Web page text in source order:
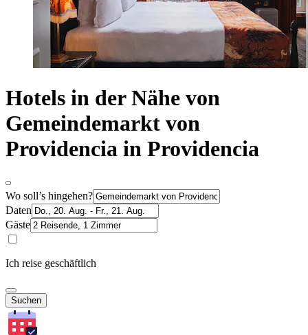
Hotels in der Nähe von
Gemeindemarkt von
Providencia in Providencia
Wo soll’s hingehen?
Daten
Gäste
Ich reise geschäftlich
Suchen